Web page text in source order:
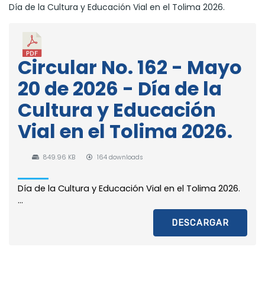
Día de la Cultura y Educación Vial en el Tolima 2026.
Circular No. 162 - Mayo
20 de 2026 - Día de la
Cultura y Educación
Vial en el Tolima 2026.
849.96 KB 164 downloads
Día de la Cultura y Educación Vial en el Tolima 2026.
...
DESCARGAR